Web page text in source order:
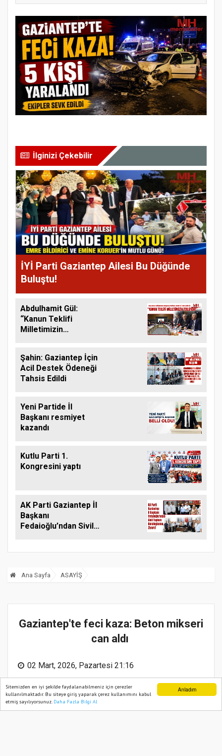
Anladım
Sitemizden en iyi şekilde faydalanabilmeniz için çerezler
kullanılmaktadır. Bu siteye giriş yaparak çerez kullanımını kabul
etmiş sayılıyorsunuz. Daha Fazla Bilgi Al
İlginizi Çekebilir
İYİ Parti Gaziantep Ailesi Bu Düğünde
Buluştu!
Abdulhamit Gül:
“Kanun Teklifi
Milletimizin
Şahin: Gaziantep İçin
Acil Destek Ödeneği
Tahsis Edildi
Yeni Partide İl
Başkanı resmiyet
kazandı
Kutlu Parti 1.
Kongresini yaptı
AK Parti Gaziantep İl
Başkanı
Fedaioğlu’ndan Sivil
Ana Sayfa ASAYİŞ
Gaziantep'te feci kaza: Beton mikseri
can aldı
02 Mart, 2026, Pazartesi 21:16
Ana Sayfa Web TV